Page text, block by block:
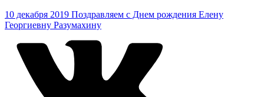
10 декабря 2019 Поздравляем с Днем рождения Елену
Георгиевну Разумахину